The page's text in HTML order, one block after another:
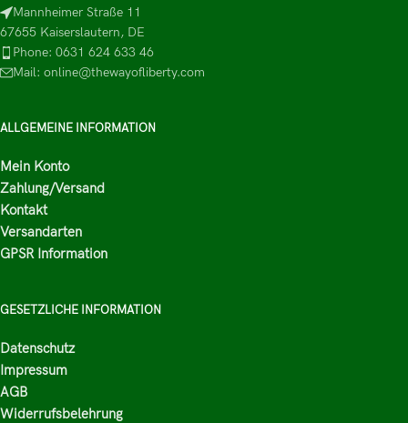
Mannheimer Straße 11
67655 Kaiserslautern, DE
Phone: 0631 624 633 46
Mail: online@thewayofliberty.com
ALLGEMEINE INFORMATION
Mein Konto
Zahlung/Versand
Kontakt
Versandarten
GPSR Information
GESETZLICHE INFORMATION
Datenschutz
Impressum
AGB
Widerrufsbelehrung